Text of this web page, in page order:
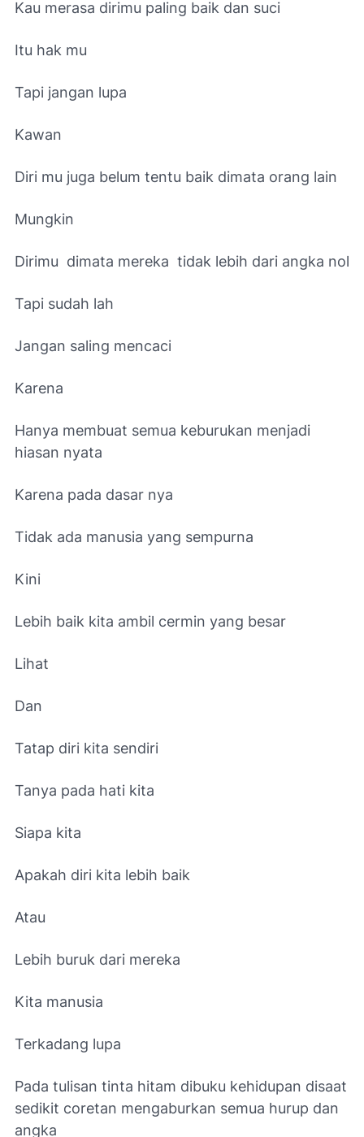
Kau merasa dirimu paling baik dan suci
Itu hak mu
Tapi jangan lupa
Kawan
Diri mu juga belum tentu baik dimata orang lain
Mungkin
Dirimu dimata mereka tidak lebih dari angka nol
Tapi sudah lah
Jangan saling mencaci
Karena
Hanya membuat semua keburukan menjadi
hiasan nyata
Karena pada dasar nya
Tidak ada manusia yang sempurna
Kini
Lebih baik kita ambil cermin yang besar
Lihat
Dan
Tatap diri kita sendiri
Tanya pada hati kita
Siapa kita
Apakah diri kita lebih baik
Atau
Lebih buruk dari mereka
Kita manusia
Terkadang lupa
Pada tulisan tinta hitam dibuku kehidupan disaat
sedikit coretan mengaburkan semua hurup dan
angka